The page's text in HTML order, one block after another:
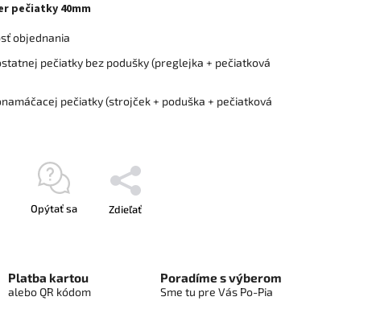
pečiatky 40mm
objednania
pečiatky bez podušky (preglejka + pečiatková
pečiatky (strojček + poduška + pečiatková
Opýtať sa Zdieľať
Platba kartou
alebo QR kódom
Poradíme s výberom
Sme tu pre Vás Po-Pia